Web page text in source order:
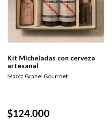
Kit Micheladas con cerveza
artesanal
Marca Granel Gourmet
$124.000